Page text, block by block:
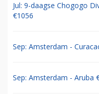
Jul: 9-daagse Chogogo
€1056
Sep: Amsterdam -
Sep: Amsterdam - Aruba